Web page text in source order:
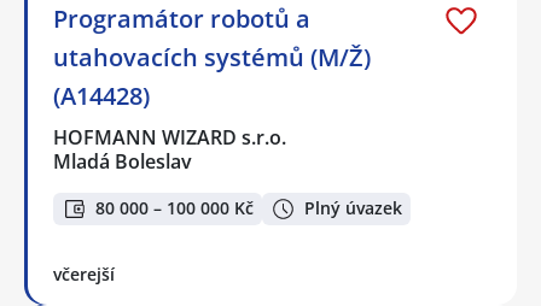
Programátor robotů a
utahovacích systémů (M/Ž)
(A14428)
HOFMANN WIZARD s.r.o.
Mladá Boleslav
80 000 – 100 000 Kč Plný úvazek
včerejší